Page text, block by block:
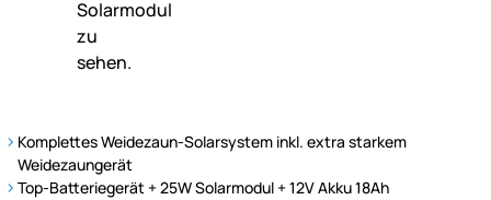
Komplettes Weidezaun-Solarsystem inkl. extra starkem
Weidezaungerät
Top-Batteriegerät + 25W Solarmodul + 12V Akku 18Ah